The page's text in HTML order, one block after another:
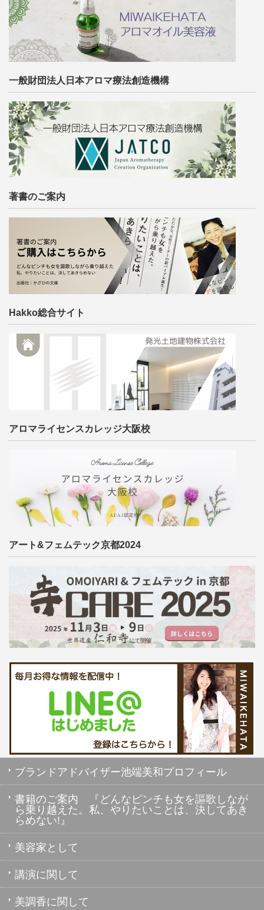
一般財団法人日本アロマ療法創造機構
著書のご案内
Hakko総合サイト
アロマライセンスカレッジ大阪校
アート&フェムテック京都2024
ブランドアドバイザー池端美和プロフィール
書籍のご案内 『どんなピンチも女を謳歌しなが
ら乗り越えた。私、やりたいことは、決してあき
らめない!』
美容家として
講演に関して
美調香に関して